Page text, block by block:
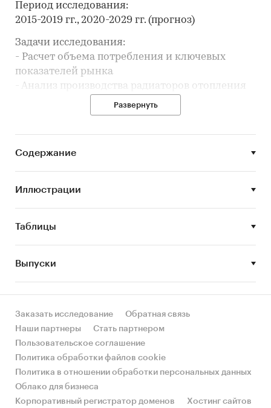
Период исследования:
2015-2019 гг., 2020-2029 гг. (прогноз)
Задачи исследования:
- Расчет объема потребления и ключевых
показателей рынка
- Анализ производства радиаторов отопления
- Обзор производственных мощностей и расчет
уровня загрузки мощностей
- Формирование прогноза развития рынка
- Радиаторы неэлектрические и их части из
чугуна литейного
- Радиаторы неэлектрические и их части из
В разделе `Основные производители`
рассмотрены компании:
ТОО `САНТЕХПРОМ`, ТОО
`АРАЙСТРОЙМАРКЕТ-2003`, ТОО
`СЕМИПАЛАТИНСКИЙ ЗАВОД МАСЕЛ`, ТОО
`СКЛАД ОВ`, ТОО ПРОИЗВОДСТВЕННОЕ
Развернуть
Содержание
Иллюстрации
Таблицы
Выпуски
Заказать исследование
Обратная связь
Наши партнеры
Стать партнером
Пользовательское соглашение
Политика обработки файлов cookie
Политика в отношении обработки персональных данных
Облако для бизнеса
Корпоративный регистратор доменов
Хостинг сайтов